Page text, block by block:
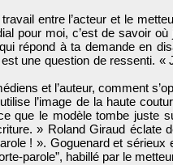
entre l’acteur et le
pour moi, c’est de savoir
répond à ta demande en
une question de ressenti.
et l’auteur, comment
l’image de la haute
que le modèle tombe juste
» Roland Giraud
! ». Goguenard et
parole”, habillé par le